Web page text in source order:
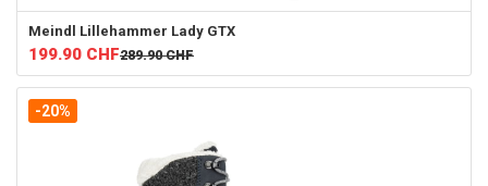
Meindl Lillehammer Lady GTX
199.90 CHF289.90 CHF
-20%